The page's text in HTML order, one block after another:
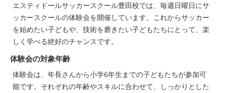
エスティドールサッカースクール豊田校では、毎週日曜日にサ
ッカースクールの体験会を開催しています。これからサッカー
を始めたい子どもや、技術を磨きたい子どもたちにとって、楽
しく学べる絶好のチャンスです。
体験会の対象年齢
体験会は、年長さんから小学6年生までの子どもたちが参加可
能です。それぞれの年齢やスキルに合わせて、しっかりとした